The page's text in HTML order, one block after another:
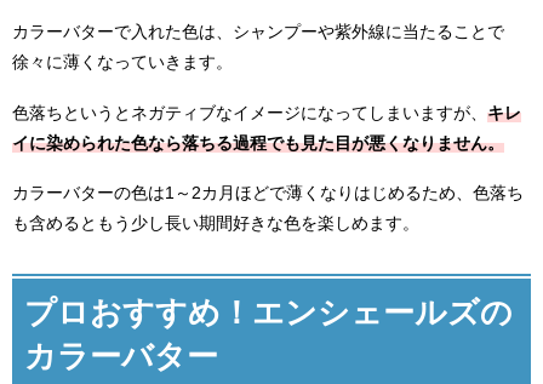
カラーバターで入れた色は、シャンプーや紫外線に当たることで
徐々に薄くなっていきます。
色落ちというとネガティブなイメージになってしまいますが、 キレ
イに染められた色なら落ちる過程でも見た目が悪くなりません。
カラーバターの色は1～2カ月ほどで薄くなりはじめるため、色落ち
も含めるともう少し長い期間好きな色を楽しめます。
プロおすすめ！エンシェールズの
カラーバター